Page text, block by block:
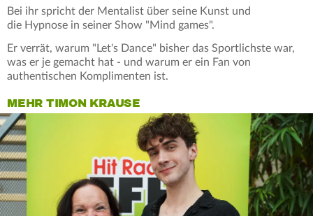
Bei ihr spricht der Mentalist über seine Kunst und
die Hypnose in seiner Show "Mind games".
Er verrät, warum "Let's Dance" bisher das Sportlichste war,
was er je gemacht hat - und warum er ein Fan von
authentischen Komplimenten ist.
MEHR TIMON KRAUSE